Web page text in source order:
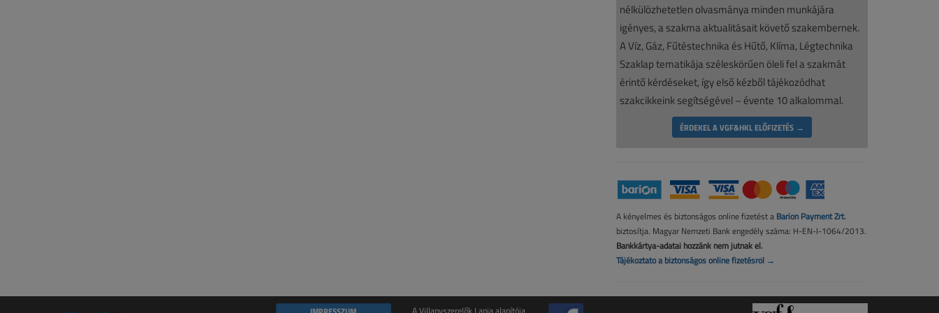
nélkülözhetetlen olvasmánya minden munkájára
igényes, a szakma aktualitásait követő szakembernek.
A Víz, Gáz, Fűtéstechnika és Hűtő, Klíma, Légtechnika
Szaklap tematikája széleskörűen öleli fel a szakmát
érintő kérdéseket, így első kézből tájékozódhat
szakcikkeink segítségével – évente 10 alkalommal.
ÉRDEKEL A VGF&HKL ELŐFIZETÉS →
A kényelmes és biztonságos online fizetést a Barion Payment Zrt.
biztosítja. Magyar Nemzeti Bank engedély száma: H-EN-I-1064/2013.
Bankkártya-adatai hozzánk nem jutnak el.
Tájékoztató a biztonságos online fizetésről →
A Villanyszerelők Lapja alapítója